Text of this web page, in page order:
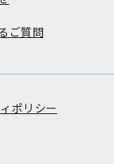
ご質問
ポリシー